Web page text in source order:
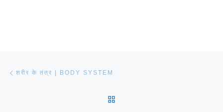
शरीर के तंत्र | BODY SYSTEM